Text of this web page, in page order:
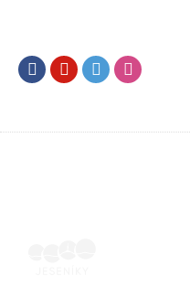
FacebookYoutubeTwitter